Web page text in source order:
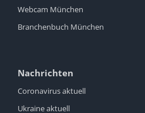
Webcam München
Branchenbuch München
Nachrichten
Coronavirus aktuell
Ukraine aktuell